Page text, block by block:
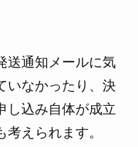
送通知メールに気
いなかったり、決
し込み自体が成立
えられます。